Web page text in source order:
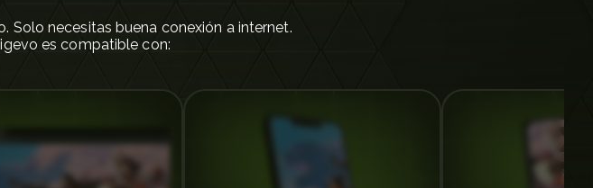
Solo necesitas buena conexión a internet.
es compatible con: